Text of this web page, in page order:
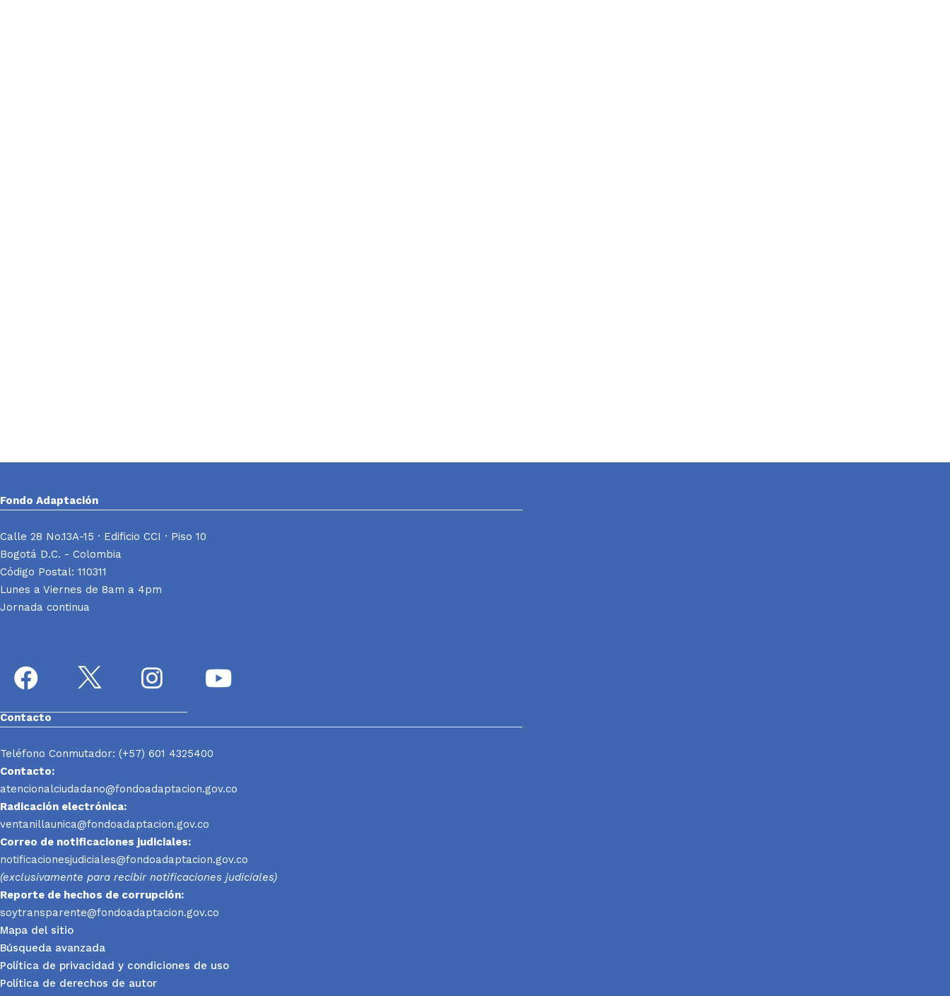
Fondo Adaptación
Calle 28 No.13A-15 · Edificio CCI · Piso 10
Bogotá D.C. - Colombia
Código Postal: 110311
Lunes a Viernes de 8am a 4pm
Jornada continua
Contacto
Teléfono Conmutador: (+57) 601 4325400
Contacto:
atencionalciudadano@fondoadaptacion.gov.co
Radicación electrónica:
ventanillaunica@fondoadaptacion.gov.co
Correo de notificaciones judiciales:
notificacionesjudiciales@fondoadaptacion.gov.co
(exclusivamente para recibir notificaciones judiciales)
Reporte de hechos de corrupción:
soytransparente@fondoadaptacion.gov.co
Mapa del sitio
Búsqueda avanzada
Política de privacidad y condiciones de uso
Política de derechos de autor